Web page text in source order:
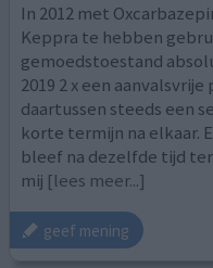
In 2012 met
Keppra te hebben
gemoedstoestand
2019 2 x een
daartussen steeds een
korte termijn na elkaar.
bleef na dezelfde tijd
mij [lees meer...]
geef mening